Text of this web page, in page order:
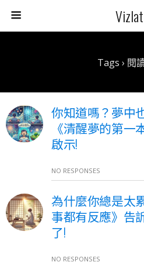
Tags › 閱
你知道嗎？夢中
《清醒夢的第一
啟示!
NO RESPONSES
為什麼你總是太
事都有反應》告
了!
NO RESPONSES